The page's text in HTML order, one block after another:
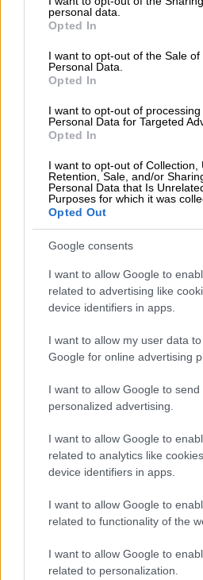
grant or deny consent to Google
use your data for below specified
consent section.
personal data.
Opted In
I want to opt-out of the Sale of
Personal Data.
Opted In
I want to opt-out of processing
Personal Data for Targeted
Opted In
I want to opt-out of Collection,
Retention, Sale, and/or
Personal Data that Is
Purposes for which it was
Opted Out
Google consents
I want to allow Google to
related to advertising like
device identifiers in apps.
I want to allow my user data
Google for online advertising
I want to allow Google to send
personalized advertising.
I want to allow Google to
related to analytics like
device identifiers in apps.
I want to allow Google to
related to functionality of the
I want to allow Google to
related to personalization.
ομάδεςμε σοβαρή
και σε όσους
ethnos.grεπιβεβαίωσε
επιδημιολογίας,
Χατζάκης,μιλώντας στο
Τι είπε ο Σωτήρης
Ο κ. Τσιόδρας κατά τη
ενημέρωσης των
συντακτών υγείας
συνεχίζει να γίνεται με
και σήμερα, με
σε συγκεκριμένες
ενώ στους υπόλοιπους θα
κατ’ οίκον
εργαστηριακό.
εργαστηριακός έλεγχος,
καθώς ακόμη και στην
15% του πληθυσμού στην
Ωστόσο, ανακοίνωσε ότι
ειδικός σχεδιασμός
κοινότητα, και έτσι
δειγματοληπτικός
στο σπίτι.